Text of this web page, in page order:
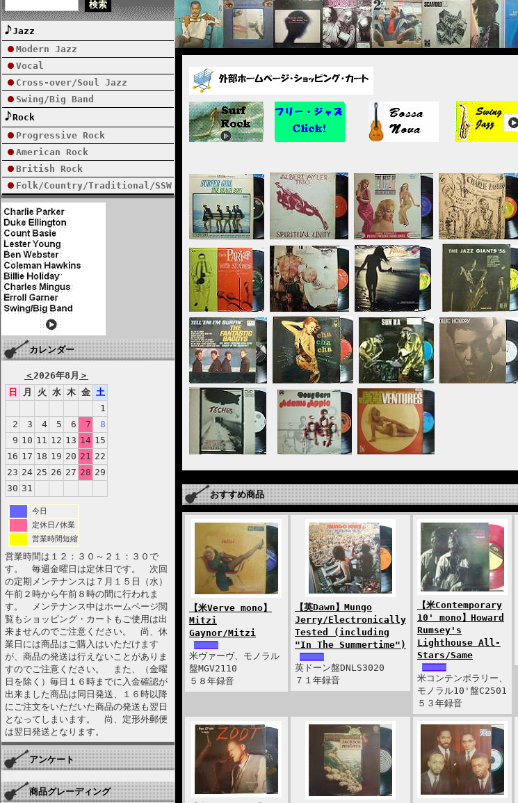
Jazz
Modern Jazz
Vocal
Cross-over/Soul Jazz
Swing/Big Band
Rock
Progressive Rock
American Rock
British Rock
Folk/Country/Traditional/SSW
カレンダー
＜2026年8月 ＞
日
月 火 水 木 金 土
1
2
3 4 5 6 7
8
9 10 11 12 13 14 15
16 17 18 19 20 21 22
23 24 25 26 27 28 29
30 31
今日
定休日/休業
営業時間短縮
営業時間は１２：３０～２１：３０で
す。 毎週金曜日は定休日です。 次回
の定期メンテナンスは７月１５日（水）
午前２時から午前８時の間に行われま
す。 メンテナンス中はホームページ閲
覧もショッピング・カートもご使用は出
来ませんのでご注意ください。 尚、休
業日には商品はご購入はいただけます
が、商品の発送は行えないことがありま
すのでご注意ください。 また、（金曜
日を除く）毎日１６時までに入金確認が
出来ました商品は同日発送、１６時以降
にご注文をいただいた商品の発送も翌日
となってしまいます。 尚、定形外郵便
は翌日発送となります。
アンケート
商品グレーディング
おすすめ商品
【米Verve mono】
Mitzi
Gaynor/Mitzi
米ヴァーヴ、モノラル
盤MGV2110
５８年録音
【英Dawn】Mungo
Jerry/Electronically
Tested (including
"In The Summertime")
英ドーン盤DNLS3020
７１年録音
【米Contemporary
10' mono】Howard
Rumsey's
Lighthouse All-
Stars/Same
米コンテンポラリー、
モノラル10'盤C2501
５３年録音